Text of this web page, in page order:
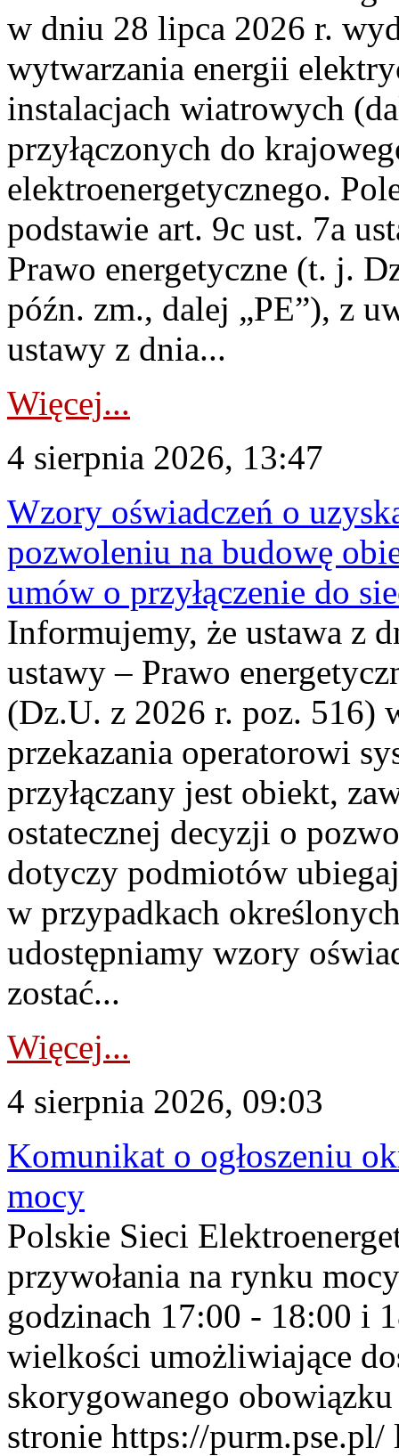
w dniu 28 lipca 2026 r.
wytwarzania energii
instalacjach wiatrowych
przyłączonych do
elektroenergetycznego.
podstawie art. 9c ust. 7a
Prawo energetyczne (t. j.
późn. zm., dalej „PE”), z
ustawy z dnia...
Więcej...
4 sierpnia 2026, 13:47
Wzory oświadczeń o
pozwoleniu na budowę
umów o przyłączenie do
Informujemy, że ustawa z
ustawy – Prawo
(Dz.U. z 2026 r. poz. 516)
przekazania operatorowi
przyłączany jest obiekt,
ostatecznej decyzji o
dotyczy podmiotów
w przypadkach
udostępniamy wzory
zostać...
Więcej...
4 sierpnia 2026, 09:03
Komunikat o ogłoszeniu
mocy
Polskie Sieci
przywołania na rynku
godzinach 17:00 - 18:00 i
wielkości umożliwiające
skorygowanego
stronie https://